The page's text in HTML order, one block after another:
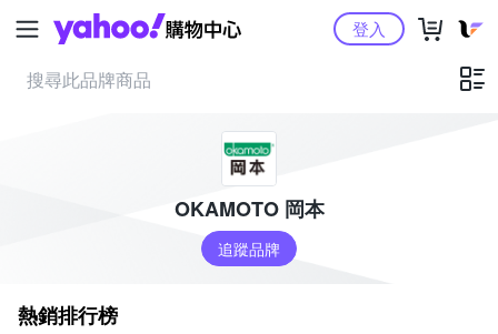
Yahoo購物中心登入
OKAMOTO 岡本
追蹤品牌
熱銷排行榜